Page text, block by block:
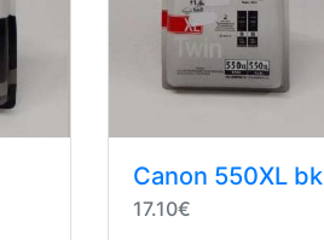
Canon 550XL bk
17.10€